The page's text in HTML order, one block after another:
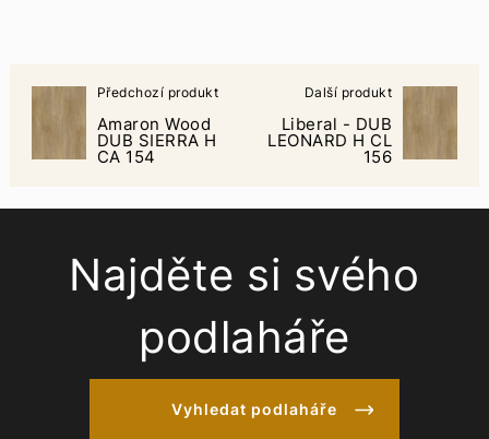
Předchozí produkt
Amaron Wood
DUB SIERRA H
CA 154
Další produkt
Liberal - DUB
LEONARD H CL
156
Najděte si svého
podlaháře
Vyhledat podlaháře